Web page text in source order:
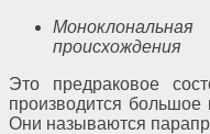
происхождения
Это предраковое
производится большое
Они называются